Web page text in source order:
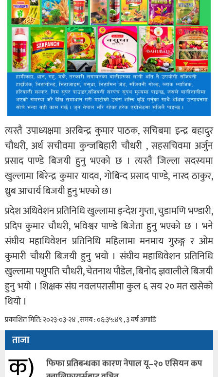
त्यस्तै उपाध्यक्षमा अरबिन्द्र कुमार पाठक, सचिबमा इन्द्र बहादुर
चौधरी, अर्थ सचीवमा कुन्जबिहारी चौधरी , सहसचिवमा अर्जुन
प्रसाद पाण्डे बिजयी हुनु भएको छ । त्यस्तै जिल्ला सदस्यमा
खुल्लामा बिरेन्द्र कुमार यादव, गोबिन्द प्रसाद पाण्डे, नारद ठाकुर,
ध्रुब आचार्य बिजयी हुनु भएको छ।
प्रदेश अधिवेशन प्रतिनिधि खुल्लामा इन्देश गुप्ता, चुडामणि भण्डारी,
प्रदिप कुमार चौधरी, भविश्वर पाण्डे बिजेता हुनु भएको छ । भने
संघीय महाधिवेशन प्रतिनिधि महिलामा मनमाय गुरुङ्ग र ओम
कुमारी चौधरी बिजयी हुनु भयो । संघीय महाधिवेशन प्रतिनिधि
खुल्लामा पशुपति चौधरी, चेतनाथ पौडेल, बिनोद ज्ञवालीले बिजयी
हुनु भयो । शिक्षक संघ नवलपरासीमा कुल ६ सय २० मत खसेको
थियो ।
प्रकाशित मिति: २०२३-०३-२४ , समय : ०६:३५:४९ , ३ वर्ष अगाडि
ताजा
क)
फिफा प्रतिबन्धका कारण नेपाल यू–२० एसियन कप